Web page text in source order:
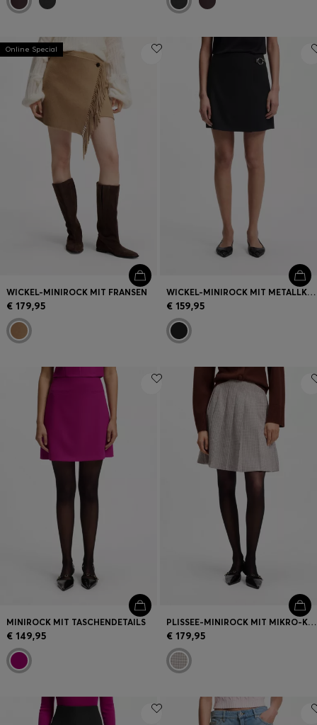
Online Special
WICKEL-MINIROCK MIT FRANSEN
€ 179,95
WICKEL-MINIROCK MIT METALLKARABINER
€ 159,95
MINIROCK MIT TASCHENDETAILS
€ 149,95
PLISSEE-MINIROCK MIT MIKRO-KARO
€ 179,95